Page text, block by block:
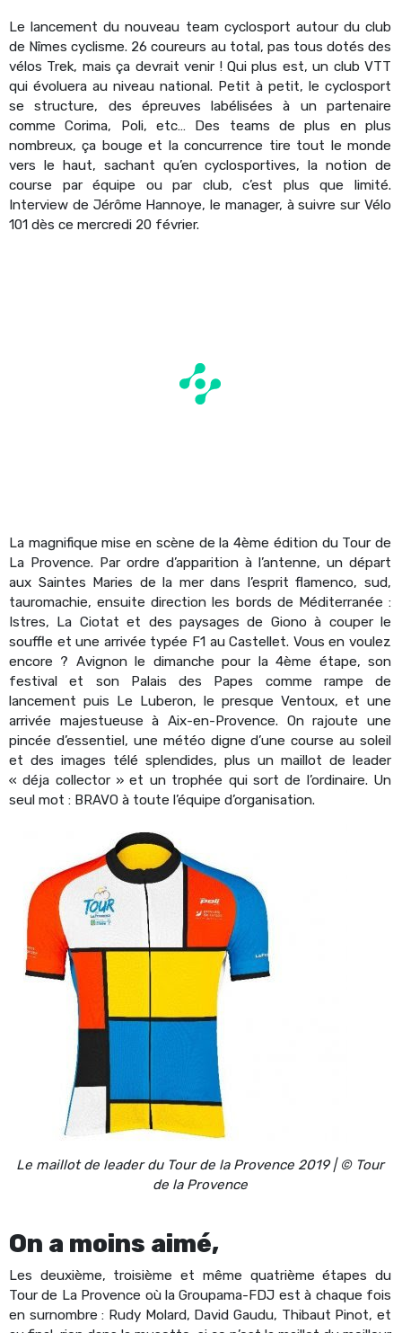
Le lancement du nouveau team cyclosport autour du club
de Nîmes cyclisme. 26 coureurs au total, pas tous dotés des
vélos Trek, mais ça devrait venir ! Qui plus est, un club VTT
qui évoluera au niveau national. Petit à petit, le cyclosport
se structure, des épreuves labélisées à un partenaire
comme Corima, Poli, etc… Des teams de plus en plus
nombreux, ça bouge et la concurrence tire tout le monde
vers le haut, sachant qu’en cyclosportives, la notion de
course par équipe ou par club, c’est plus que limité.
Interview de Jérôme Hannoye, le manager, à suivre sur Vélo
101 dès ce mercredi 20 février.
La magnifique mise en scène de la 4ème édition du Tour de
La Provence. Par ordre d’apparition à l’antenne, un départ
aux Saintes Maries de la mer dans l’esprit flamenco, sud,
tauromachie, ensuite direction les bords de Méditerranée :
Istres, La Ciotat et des paysages de Giono à couper le
souffle et une arrivée typée F1 au Castellet. Vous en voulez
encore ? Avignon le dimanche pour la 4ème étape, son
festival et son Palais des Papes comme rampe de
lancement puis Le Luberon, le presque Ventoux, et une
arrivée majestueuse à Aix-en-Provence. On rajoute une
pincée d’essentiel, une météo digne d’une course au soleil
et des images télé splendides, plus un maillot de leader
« déja collector » et un trophée qui sort de l’ordinaire. Un
seul mot : BRAVO à toute l’équipe d’organisation.
Le maillot de leader du Tour de la Provence 2019 | © Tour
de la Provence
On a moins aimé,
Les deuxième, troisième et même quatrième étapes du
Tour de La Provence où la Groupama-FDJ est à chaque fois
en surnombre : Rudy Molard, David Gaudu, Thibaut Pinot, et